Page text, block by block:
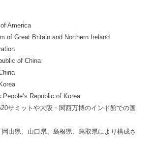
America
of Great Britain and Northern Ireland
of China
People’s Republic of Korea
サミットや大阪・関西万博のインド館での国
山県、山口県、島根県、鳥取県により構成さ